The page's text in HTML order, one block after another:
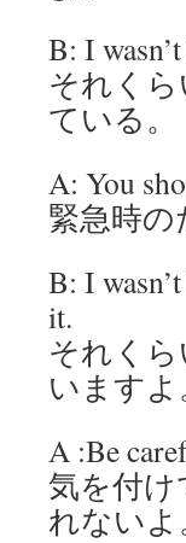
B: I
それく
ている。
A: You
緊急時
B: I
it.
それく
いますよ
A :Be
気を付
れないよ